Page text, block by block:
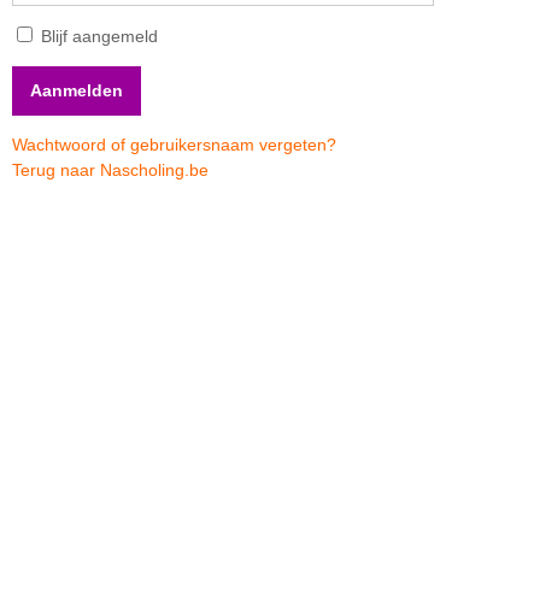
Blijf aangemeld
Wachtwoord of gebruikersnaam vergeten?
Terug naar Nascholing.be